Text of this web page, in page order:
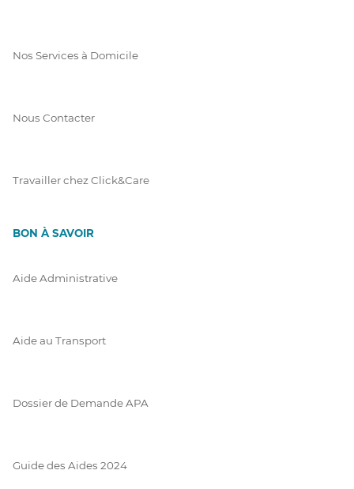
Nos Services à Domicile
Nous Contacter
Travailler chez Click&Care
BON À SAVOIR
Aide Administrative
Aide au Transport
Dossier de Demande APA
Guide des Aides 2024